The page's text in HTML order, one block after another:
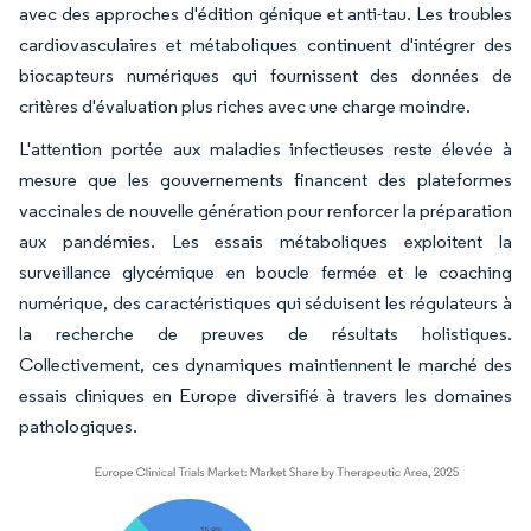
avec des approches d'édition génique et anti-tau. Les troubles
cardiovasculaires et métaboliques continuent d'intégrer des
biocapteurs numériques qui fournissent des données de
critères d'évaluation plus riches avec une charge moindre.
L'attention portée aux maladies infectieuses reste élevée à
mesure que les gouvernements financent des plateformes
vaccinales de nouvelle génération pour renforcer la préparation
aux pandémies. Les essais métaboliques exploitent la
surveillance glycémique en boucle fermée et le coaching
numérique, des caractéristiques qui séduisent les régulateurs à
la recherche de preuves de résultats holistiques.
Collectivement, ces dynamiques maintiennent le marché des
essais cliniques en Europe diversifié à travers les domaines
pathologiques.